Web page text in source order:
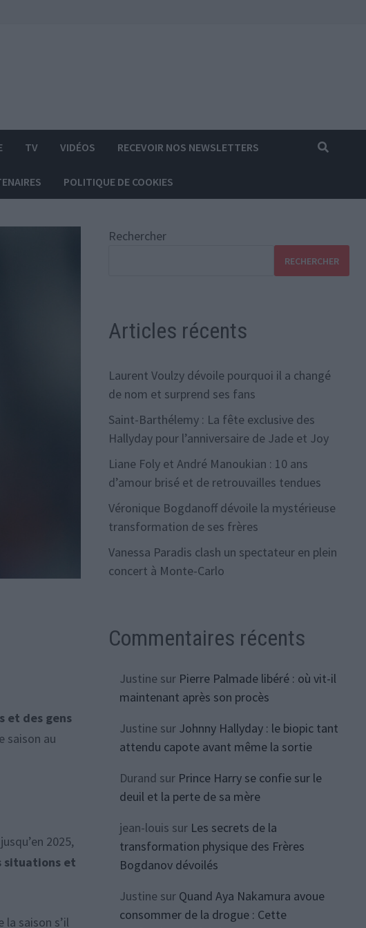
TV VIDÉOS RECEVOIR NOS NEWSLETTERS
POLITIQUE DE COOKIES
et des gens
saison au
2025,
situations et
saison s’il
Rechercher
RECHERCHER
Articles récents
Laurent Voulzy dévoile pourquoi il a changé
de nom et surprend ses fans
Saint-Barthélemy : La fête exclusive des
Hallyday pour l’anniversaire de Jade et Joy
Liane Foly et André Manoukian : 10 ans
d’amour brisé et de retrouvailles tendues
Véronique Bogdanoff dévoile la mystérieuse
transformation de ses frères
Vanessa Paradis clash un spectateur en plein
concert à Monte-Carlo
Commentaires récents
Justinesur Pierre Palmade libéré : où vit-il
maintenant après son procès
Justinesur Johnny Hallyday : le biopic tant
attendu capote avant même la sortie
Durand sur Prince Harry se confie sur le
deuil et la perte de sa mère
jean-louis sur Les secrets de la
transformation physique des Frères
Bogdanov dévoilés
Justinesur Quand Aya Nakamura avoue
consommer de la drogue : Cette